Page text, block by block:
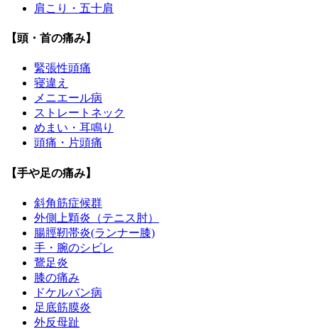
肩こり・五十肩
【頭・首の痛み】
緊張性頭痛
寝違え
メニエール病
ストレートネック
めまい・耳鳴り
頭痛・片頭痛
【手や足の痛み】
斜角筋症候群
外側上顆炎（テニス肘）
腸脛靭帯炎(ランナー膝)
手・腕のシビレ
鵞足炎
膝の痛み
ドケルバン病
足底筋膜炎
外反母趾